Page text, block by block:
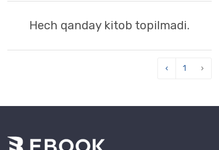
Hech qanday kitob topilmadi.
‹ 1 ›